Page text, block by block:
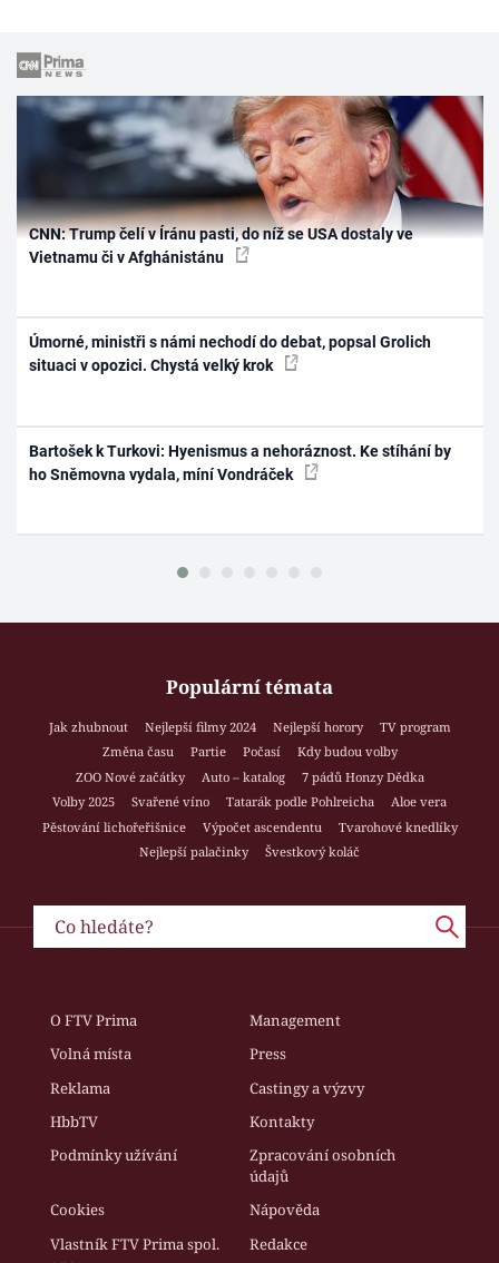
CNN: Trump čelí v Íránu pasti, do níž se USA dostaly ve
Vietnamu či v Afghánistánu
Úmorné, ministři s námi nechodí do debat, popsal Grolich
situaci v opozici. Chystá velký krok
Bartošek k Turkovi: Hyenismus a nehoráznost. Ke stíhání by
ho Sněmovna vydala, míní Vondráček
Populární témata
Jak zhubnout Nejlepší filmy 2024 Nejlepší horory
TV program
Změna času
Partie Počasí
Kdy budou volby
ZOO Nové začátky
Auto – katalog
7 pádů Honzy Dědka
Volby 2025
Svařené víno Tatarák podle Pohlreicha
Aloe vera
Pěstování lichořeřišnice
Výpočet ascendentu
Tvarohové knedlíky
Nejlepší palačinky
Švestkový koláč
O FTV Prima
Management
Volná místa
Press
Reklama
Castingy a výzvy
HbbTV
Kontakty
Podmínky užívání
Zpracování osobních
údajů
Cookies
Nápověda
Vlastník FTV Prima spol.
Redakce